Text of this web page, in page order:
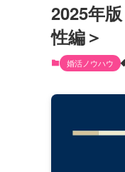
2025年
性編＞
婚活ノウハウ